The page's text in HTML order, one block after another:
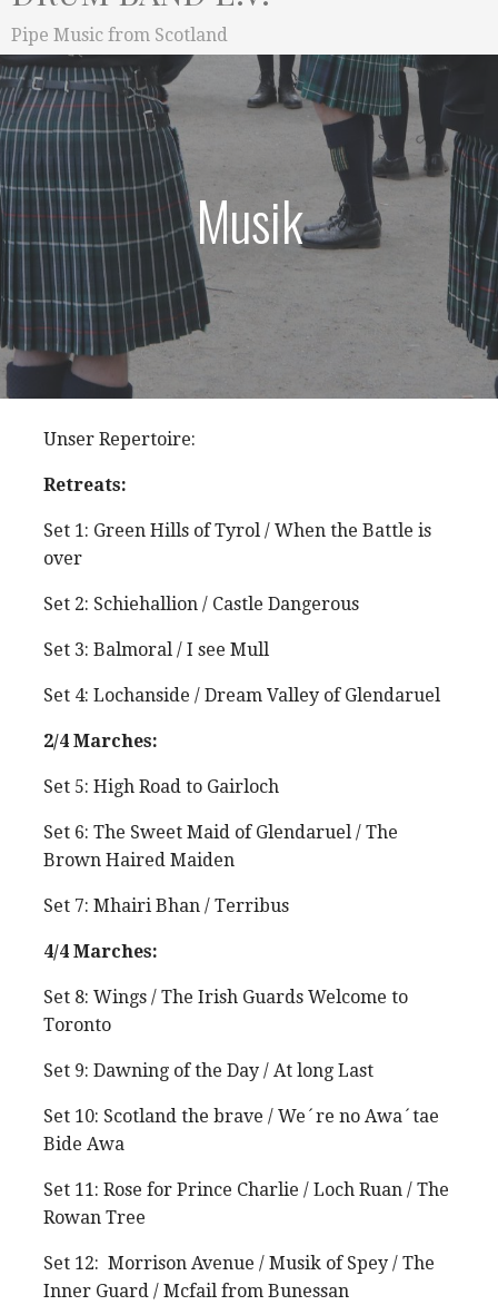
Pipe Music from Scotland
Musik
Unser Repertoire:
Retreats:
Set 1: Green Hills of Tyrol / When the Battle is
over
Set 2: Schiehallion / Castle Dangerous
Set 3: Balmoral / I see Mull
Set 4: Lochanside / Dream Valley of Glendaruel
2/4 Marches:
Set 5: High Road to Gairloch
Set 6: The Sweet Maid of Glendaruel / The
Brown Haired Maiden
Set 7: Mhairi Bhan / Terribus
4/4 Marches:
Set 8: Wings / The Irish Guards Welcome to
Toronto
Set 9: Dawning of the Day / At long Last
Set 10: Scotland the brave / We´re no Awa´tae
Bide Awa
Set 11: Rose for Prince Charlie / Loch Ruan / The
Rowan Tree
Set 12: Morrison Avenue / Musik of Spey / The
Inner Guard / Mcfail from Bunessan